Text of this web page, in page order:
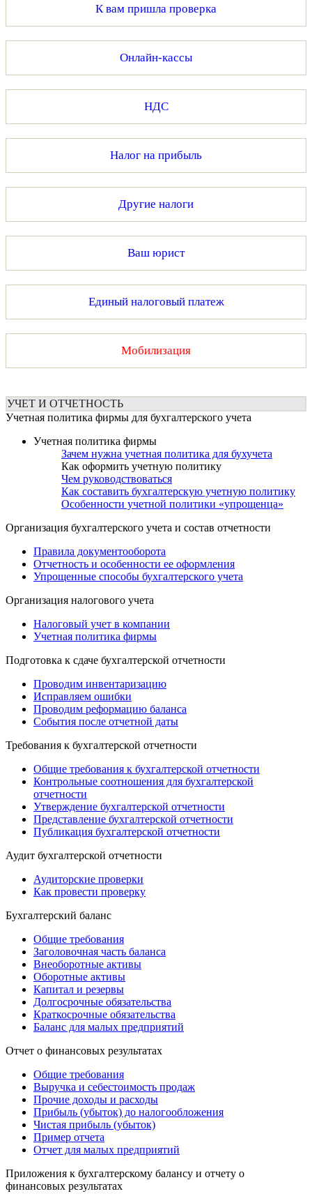
К вам пришла проверка
Онлайн-кассы
НДС
Налог на прибыль
Другие налоги
Ваш юрист
Единый налоговый платеж
Мобилизация
УЧЕТ И ОТЧЕТНОСТЬ
Учетная политика фирмы для бухгалтерского учета
Учетная политика фирмы
Зачем нужна учетная политика для бухучета
Как оформить учетную политику
Чем руководствоваться
Как составить бухгалтерскую учетную политику
Особенности учетной политики «упрощенца»
Организация бухгалтерского учета и состав отчетности
Правила документооборота
Отчетность и особенности ее оформления
Упрощенные способы бухгалтерского учета
Организация налогового учета
Налоговый учет в компании
Учетная политика фирмы
Подготовка к сдаче бухгалтерской отчетности
Проводим инвентаризацию
Исправляем ошибки
Проводим реформацию баланса
События после отчетной даты
Требования к бухгалтерской отчетности
Общие требования к бухгалтерской отчетности
Контрольные соотношения для бухгалтерской
отчетности
Утверждение бухгалтерской отчетности
Представление бухгалтерской отчетности
Публикация бухгалтерской отчетности
Аудит бухгалтерской отчетности
Аудиторские проверки
Как провести проверку
Бухгалтерский баланс
Общие требования
Заголовочная часть баланса
Внеоборотные активы
Оборотные активы
Капитал и резервы
Долгосрочные обязательства
Краткосрочные обязательства
Баланс для малых предприятий
Отчет о финансовых результатах
Общие требования
Выручка и себестоимость продаж
Прочие доходы и расходы
Прибыль (убыток) до налогообложения
Чистая прибыль (убыток)
Пример отчета
Отчет для малых предприятий
Приложения к бухгалтерскому балансу и отчету о
финансовых результатах